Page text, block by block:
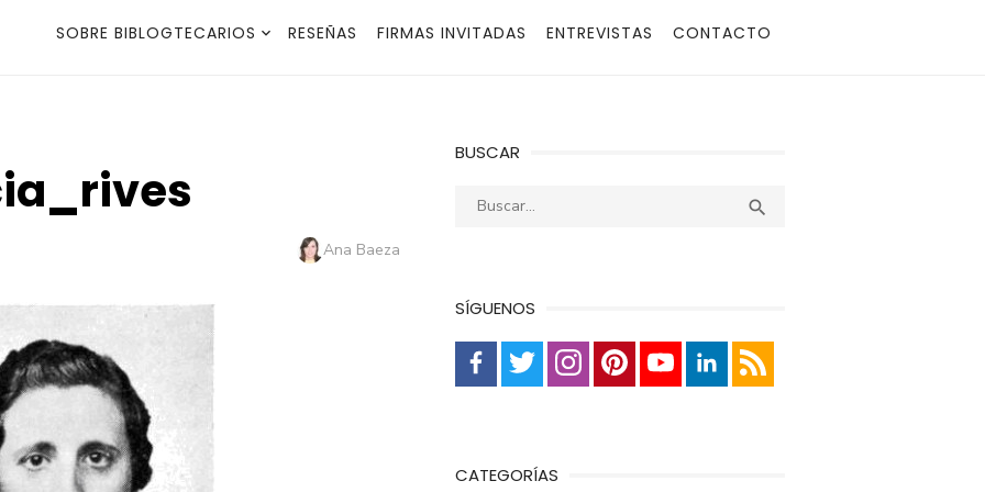
SOBRE BIBLOGTECARIOS RESEÑAS FIRMAS INVITADAS ENTREVISTAS CONTACTO
Autor
Ana Baeza
BUSCAR
Buscar: 
SÍGUENOS
CATEGORÍAS